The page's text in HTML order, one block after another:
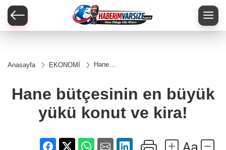
Anasayfa EKONOMİ
Hane
konut ve
Hane bütçesinin en büyük
yükü konut ve kira!